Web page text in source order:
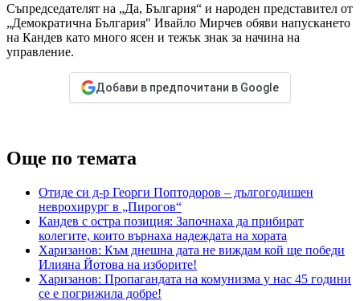
Съпредседателят на „Да, България“ и народен представител от
„Демократична България" Ивайло Мирчев обяви напускането
на Кандев като много ясен и тежък знак за начина на
управление.
Добави в предпочитани в Google
Още по темата
Отиде си д-р Георги Поптодоров – дългогодишен
неврохирург в „Пирогов“
Кандев с остра позиция: Започнаха да прибират
колегите, които върнаха надеждата на хората
Харизанов: Към днешна дата не виждам кой ще победи
Илияна Йотова на изборите!
Харизанов: Пропагандата на комунизма у нас 45 години
се е погрижила добре!